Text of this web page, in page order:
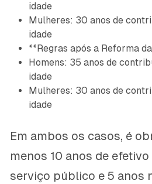
idade
Mulheres: 30 anos de
idade
**Regras após a Reforma
Homens: 35 anos de
idade
Mulheres: 30 anos de
idade
Em ambos os casos, é
menos 10 anos de
serviço público e 5 anos